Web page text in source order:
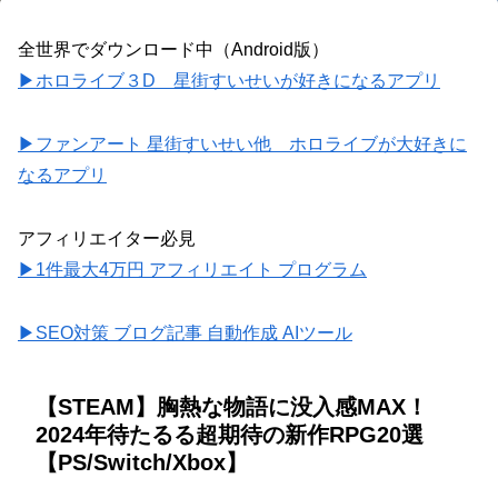
全世界でダウンロード中（Android版）
▶ホロライブ３D 星街すいせいが好きになるアプリ
▶ファンアート 星街すいせい他 ホロライブが大好きに
なるアプリ
アフィリエイター必見
▶1件最大4万円 アフィリエイト プログラム
▶SEO対策 ブログ記事 自動作成 AIツール
【STEAM】胸熱な物語に没入感MAX！
2024年待たるる超期待の新作RPG20選
【PS/Switch/Xbox】